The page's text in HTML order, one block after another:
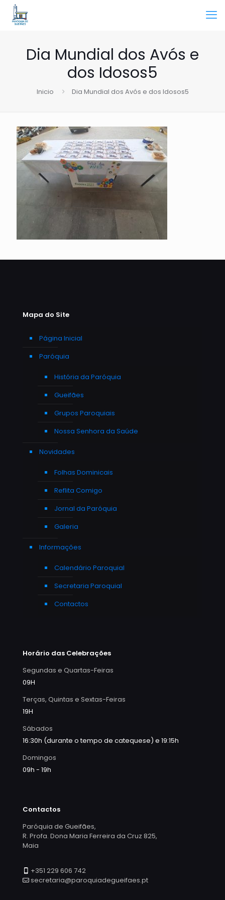
Dia Mundial dos Avós e
dos Idosos5
Inicio Dia Mundial dos Avós e dos Idosos5
Mapa do Site
Página Inicial
Paróquia
História da Paróquia
Gueifães
Grupos Paroquiais
Nossa Senhora da Saúde
Novidades
Folhas Dominicais
Reflita Comigo
Jornal da Paróquia
Galeria
Informações
Calendário Paroquial
Secretaria Paroquial
Contactos
Horário das Celebrações
Segundas e Quartas-Feiras
09H
Terças, Quintas e Sextas-Feiras
19H
Sábados
16:30h (durante o tempo de catequese) e 19:15h
Domingos
09h - 19h
Contactos
Paróquia de Gueifães,
R. Profa. Dona Maria Ferreira da Cruz 825,
Maia
+351 229 606 742
secretaria@paroquiadegueifaes.pt